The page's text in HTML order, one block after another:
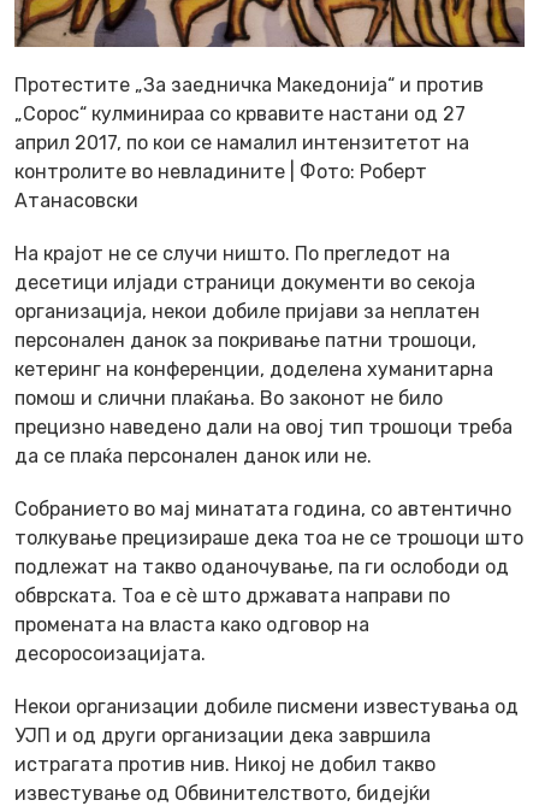
Протестите „За заедничка Македонија“ и против
„Сорос“ кулминираа со крвавите настани од 27
април 2017, по кои се намалил интензитетот на
контролите во невладините | Фото: Роберт
Атанасовски
На крајот не се случи ништо. По прегледот на
десетици илјади страници документи во секоја
организација, некои добиле пријави за неплатен
персонален данок за покривање патни трошоци,
кетеринг на конференции, доделена хуманитарна
помош и слични плаќања. Во законот не било
прецизно наведено дали на овој тип трошоци треба
да се плаќа персонален данок или не.
Собранието во мај минатата година, со автентично
толкување прецизираше дека тоа не се трошоци што
подлежат на такво оданочување, па ги ослободи од
обврската. Тоа е сѐ што државата направи по
промената на власта како одговор на
десоросоизацијата.
Некои организации добиле писмени известувања од
УЈП и од други организации дека завршила
истрагата против нив. Никој не добил такво
известување од Обвинителството, бидејќи